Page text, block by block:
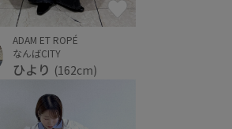
ADAM ET ROPÉ
なんばCITY
ひより (162cm)